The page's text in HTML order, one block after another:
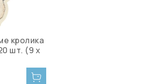
кролика
шт. (9 х